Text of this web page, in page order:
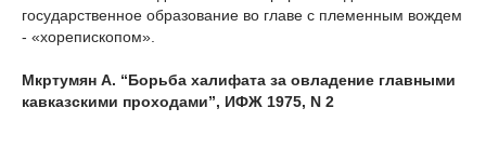
государственное образование во главе с племенным вождем
- «хорепископом».
Мкртумян А. “Борьба халифата за овладение главными
кавказскими проходами”, ИФЖ 1975, N 2